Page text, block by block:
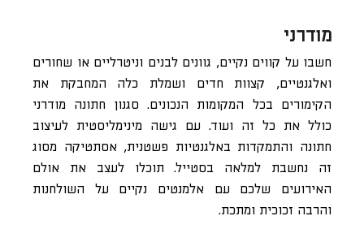
מודרני
חשבו על קווים נקיים, גוונים לבנים וניטרליים או שחורים
ואלגנטיים, קצוות חדים ושמלת כלה המחבקת את
הקימורים בכל המקומות הנכונים. סגנון חתונה מודרני
כולל את כל זה ועוד. עם גישה מינימליסטית לעיצוב
חתונה והתמקדות באלגנטיות פשטנית, אסתטיקה מסוג
זה נחשבת למלאה בסטייל. תוכלו לעצב את אולם
האירועים שלכם עם אלמנטים נקיים על השולחנות
והרבה זכוכית ומתכת.